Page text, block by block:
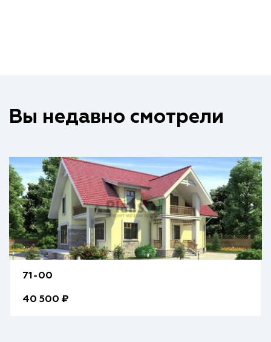
Вы недавно смотрели
71-00
40 500 ₽